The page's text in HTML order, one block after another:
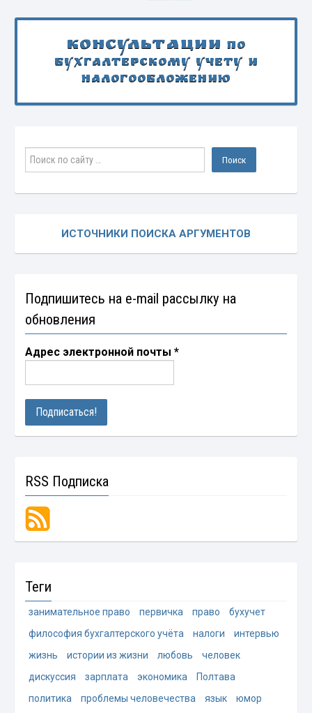
Консультации по
бухгалтерскому учету и
налогообложению
ИСТОЧНИКИ ПОИСКА АРГУМЕНТОВ
Подпишитесь на e-mail рассылку на
обновления
Адрес электронной почты*
RSS Подписка
Теги
занимательное право первичка право
бухучет
философия бухгалтерского учёта
налоги
интервью
жизнь
истории из жизни любовь
человек
дискуссия
зарплата экономика
Полтава
политика
проблемы человечества язык
юмор